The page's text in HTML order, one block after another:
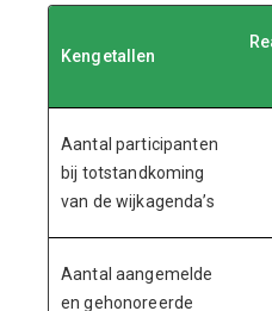
Kengetallen
Aantal participanten
bij totstandkoming
van de wijkagenda’s
Aantal aangemelde
en gehonoreerde